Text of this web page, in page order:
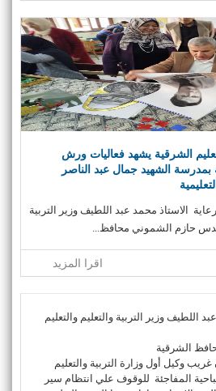
الشرقية يشهد فعاليات ورش
بمدرسة الشهيد جمال عبد الناصر
الاستاذ محمد عبد اللطيف وزير التربية
حازم الشموني محافظ...
اقرا المزيد
اللطيف وزير التربية والتعليم والتعليم
الشرقية
وكيل أول وزارة التربية والتعليم
المفاجئة للوقوف علي انتظام سير